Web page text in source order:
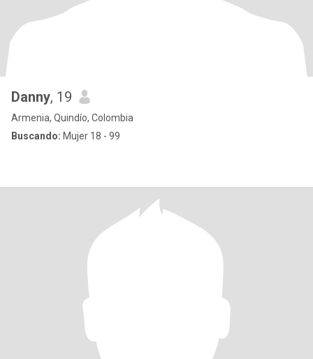
Danny, 19
Armenia, Quindío, Colombia
Buscando: Mujer 18 - 99